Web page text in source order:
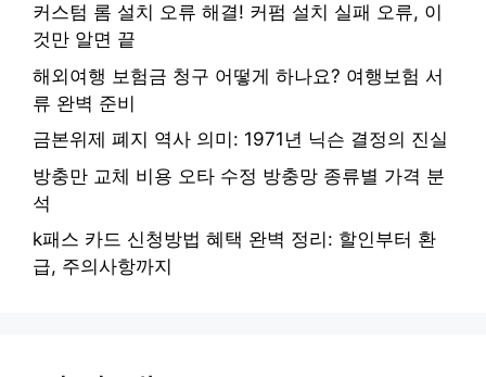
커스텀 롬 설치 오류 해결! 커펌 설치 실패 오류, 이
것만 알면 끝
해외여행 보험금 청구 어떻게 하나요? 여행보험 서
류 완벽 준비
금본위제 폐지 역사 의미: 1971년 닉슨 결정의 진실
방충만 교체 비용 오타 수정 방충망 종류별 가격 분
석
k패스 카드 신청방법 혜택 완벽 정리: 할인부터 환
급, 주의사항까지